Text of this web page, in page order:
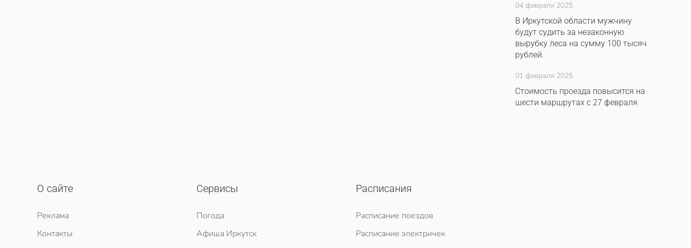
04 февраля 2025
В Иркутской области мужчину
будут судить за незаконную
вырубку леса на сумму 100 тысяч
рублей.
01 февраля 2025
Стоимость проезда повысится на
шести маршрутах с 27 февраля
О сайте
Реклама
Контакты
Сервисы
Погода
Афиша Иркутск
Расписания
Расписание поездов
Расписание электричек